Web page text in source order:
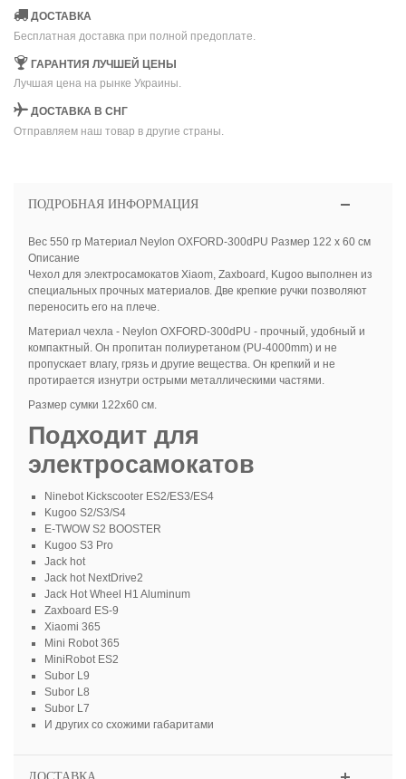
ДОСТАВКА
Бесплатная доставка при полной предоплате.
ГАРАНТИЯ ЛУЧШЕЙ ЦЕНЫ
Лучшая цена на рынке Украины.
ДОСТАВКА В СНГ
Отправляем наш товар в другие страны.
ПОДРОБНАЯ ИНФОРМАЦИЯ
Вес 550 гр Материал Neylon OXFORD-300dPU Размер 122 х 60 см
Описание
Чехол для электросамокатов Xiaom, Zaxboard, Kugoo выполнен из
специальных прочных материалов. Две крепкие ручки позволяют
переносить его на плече.
Материал чехла - Neylon OXFORD-300dPU - прочный, удобный и
компактный. Он пропитан полиуретаном (PU-4000mm) и не
пропускает влагу, грязь и другие вещества. Он крепкий и не
протирается изнутри острыми металлическими частями.
Размер сумки 122х60 см.
Подходит для
электросамокатов
Ninebot Kickscooter ES2/ES3/ES4
Kugoo S2/S3/S4
E-TWOW S2 BOOSTER
Kugoo S3 Pro
Jack hot
Jack hot NextDrive2
Jack Hot Wheel H1 Aluminum
Zaxboard ES-9
Xiaomi 365
Mini Robot 365
MiniRobot ES2
Subor L9
Subor L8
Subor L7
И других со схожими габаритами